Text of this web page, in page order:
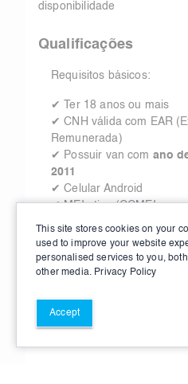
disponibilidade
Qualificações
Requisitos básicos:
✔ Ter 18 anos ou mais
✔ CNH válida com EAR
Remunerada)
✔ Possuir van com ano
2011
✔ Celular Android
✔ MEI ativo (CCMEI no
✔ Documentação digital
This site stores cookies on your
used to improve your website
personalised services to you,
other media. Privacy Policy
Accept